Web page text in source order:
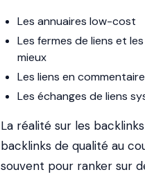
Les annuaires low-cost
Les fermes de liens et
mieux
Les liens en
Les échanges de liens
La réalité sur les backlinks
backlinks de qualité au
souvent pour ranker sur